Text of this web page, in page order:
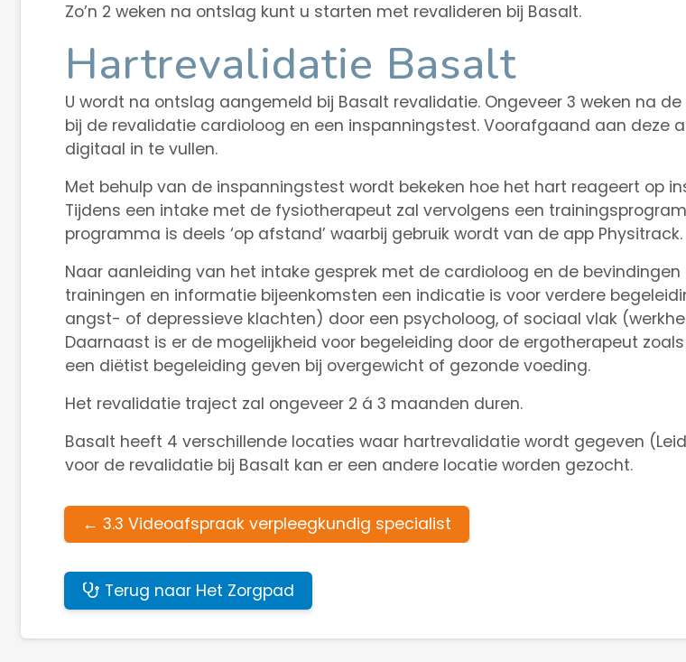
Zo’n 2 weken na ontslag kunt u starten met revalideren bij Basalt.
Hartrevalidatie Basalt
U wordt na ontslag aangemeld bij Basalt revalidatie. Ongeveer 3 weken na
bij de revalidatie cardioloog en een inspanningstest. Voorafgaand aan deze
digitaal in te vullen.
Met behulp van de inspanningstest wordt bekeken hoe het hart reageert op
Tijdens een intake met de fysiotherapeut zal vervolgens een
programma is deels ‘op afstand’ waarbij gebruik wordt van de app Physitrack.
Naar aanleiding van het intake gesprek met de cardioloog en de
trainingen en informatie bijeenkomsten een indicatie is voor verdere
angst- of depressieve klachten) door een psycholoog, of sociaal vlak
Daarnaast is er de mogelijkheid voor begeleiding door de ergotherapeut
een diëtist begeleiding geven bij overgewicht of gezonde voeding.
Het revalidatie traject zal ongeveer 2 á 3 maanden duren.
Basalt heeft 4 verschillende locaties waar hartrevalidatie wordt gegeven
voor de revalidatie bij Basalt kan er een andere locatie worden gezocht.
← 3.3 Videoafspraak verpleegkundig specialist
Terug naar Het Zorgpad